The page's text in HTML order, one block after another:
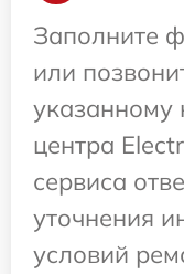
Заполните
или
указанному
центра
сервиса
уточнения
условий